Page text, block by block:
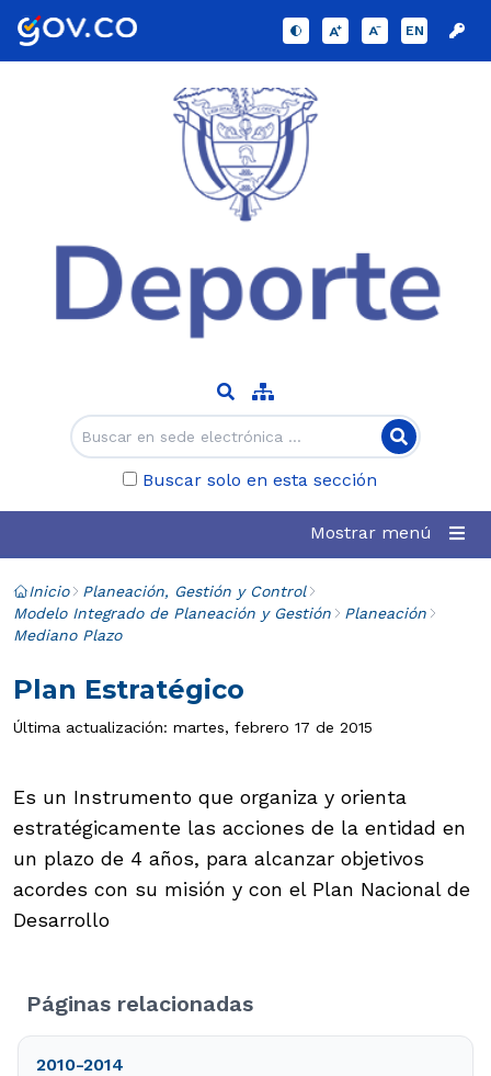
EN
Buscar solo en esta sección
Mostrar menú
Inicio
Planeación, Gestión y Control
Modelo Integrado de Planeación y Gestión
Planeación
Mediano Plazo
Plan Estratégico
Última actualización: martes, febrero 17 de 2015
Es un Instrumento que organiza y orienta
estratégicamente las acciones de la entidad en
un plazo de 4 años, para alcanzar objetivos
acordes con su misión y con el Plan Nacional de
Desarrollo
Páginas relacionadas
2010-2014